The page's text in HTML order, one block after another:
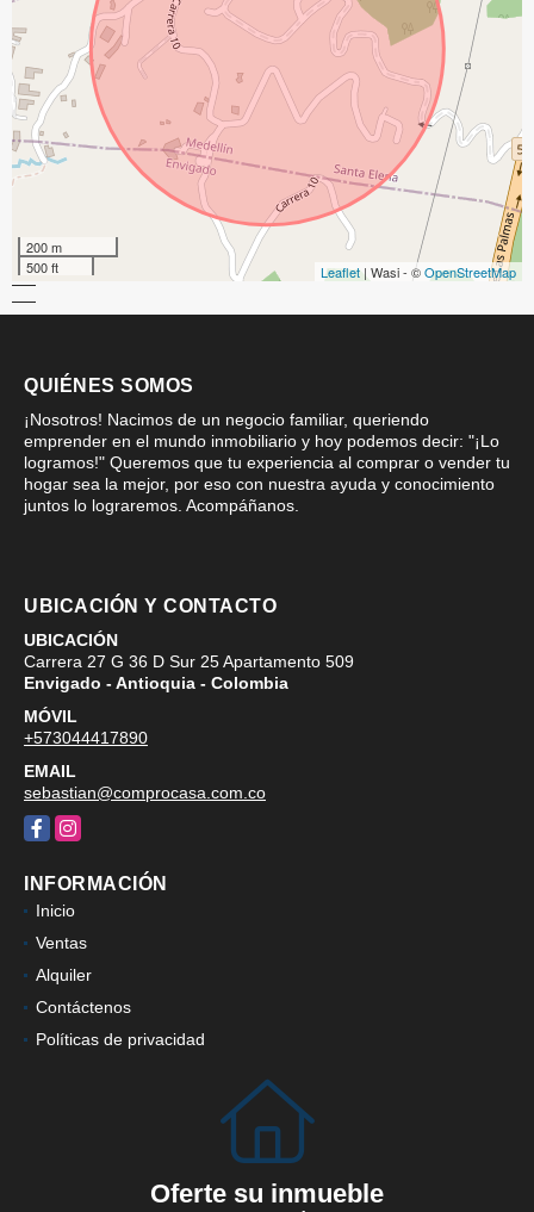
200 m
500 ft
Leaflet | Wasi - ©OpenStreetMap
QUIÉNES SOMOS
¡Nosotros! Nacimos de un negocio familiar, queriendo
emprender en el mundo inmobiliario y hoy podemos decir: "¡Lo
logramos!" Queremos que tu experiencia al comprar o vender tu
hogar sea la mejor, por eso con nuestra ayuda y conocimiento
juntos lo lograremos. Acompáñanos.
UBICACIÓN Y CONTACTO
UBICACIÓN
Carrera 27 G 36 D Sur 25 Apartamento 509
Envigado - Antioquia - Colombia
MÓVIL
+573044417890
EMAIL
sebastian@comprocasa.com.co
FacebookInstagram
INFORMACIÓN
Inicio
Ventas
Alquiler
Contáctenos
Políticas de privacidad
Oferte su inmueble